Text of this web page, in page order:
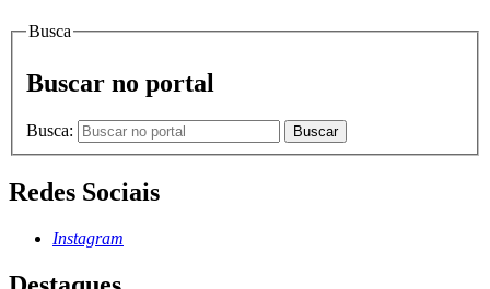
Busca
Buscar no portal
Busca: Buscar
Redes Sociais
Instagram